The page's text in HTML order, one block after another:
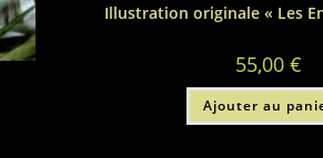
Illustration originale « Les
55,00 €
Ajouter au